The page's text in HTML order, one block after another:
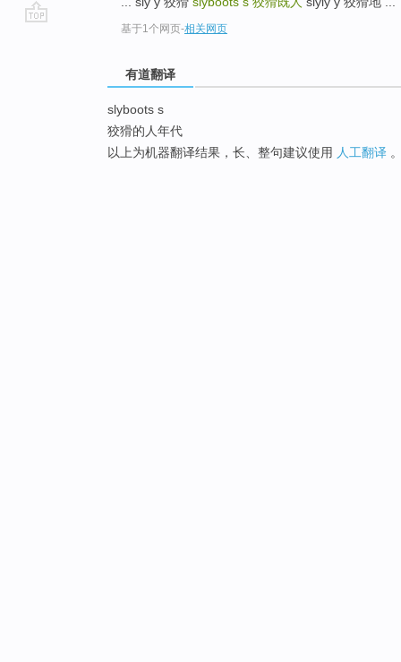
基于1个网页-相关网页
有道翻译
slyboots s
狡猾的人年代
以上为机器翻译结果，长、整句建议使用 人工翻译